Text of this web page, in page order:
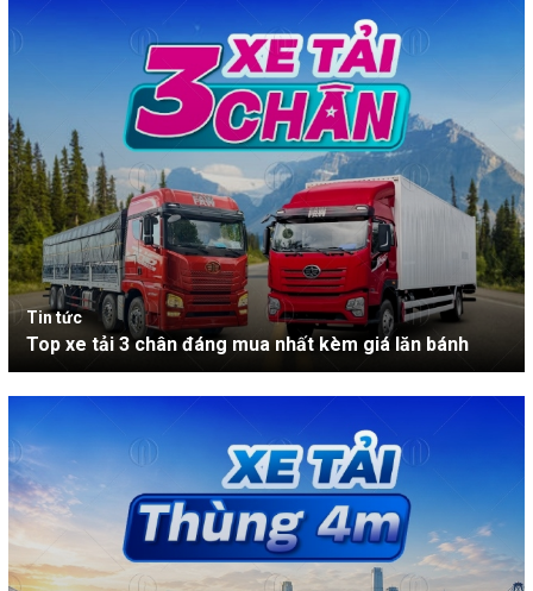
Tin tức
Top xe tải 3 chân đáng mua nhất kèm giá lăn bánh